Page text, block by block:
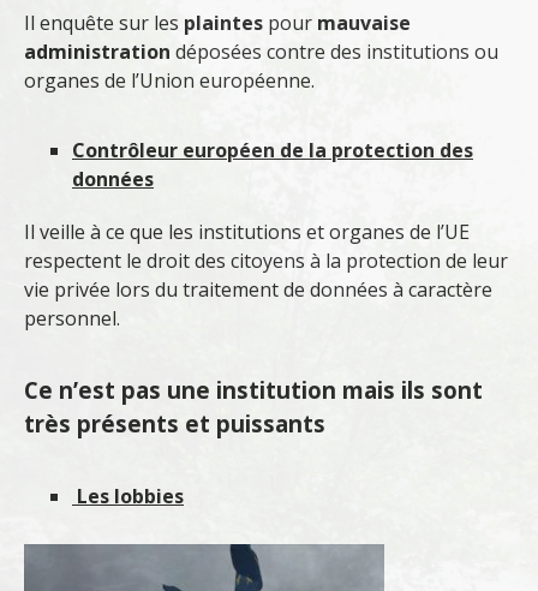
Il enquête sur les plaintes pour mauvaise
administration déposées contre des institutions ou
organes de l’Union européenne.
Contrôleur européen de la protection des
données
Il veille à ce que les institutions et organes de l’UE
respectent le droit des citoyens à la protection de leur
vie privée lors du traitement de données à caractère
personnel.
Ce n’est pas une institution mais ils sont
très présents et puissants
Les lobbies